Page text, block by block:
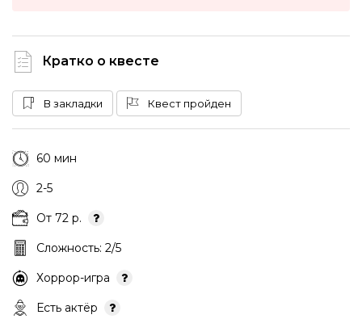
Кратко о квесте
В закладки Квест пройден
60 мин
2-5
От 72 р.
Сложность: 2/5
Хоррор-игра
Есть актёр